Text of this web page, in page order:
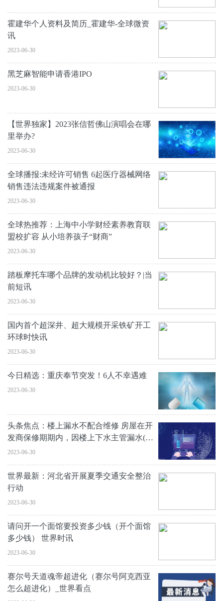
霍建华个人资料及简历_霍建华-全球微资
讯
2023-06-30
黑芝麻智能申请香港IPO
2023-06-30
【世界独家】2023张信哲佛山演唱会在哪
里举办?
2023-06-30
全球播报:未经许可销售 6起医疗器械网络
销售违法违规案件被通报
2023-06-30
全球热推荐：上海中小学财经素养教育联
盟校扩容 从小培养孩子“财商”
2023-06-30
踏板摩托车哪个品牌的发动机比较好？|当
前短讯
2023-06-30
国内首个超深井、超大规模开采铁矿开工
环球时快讯
2023-06-30
今日精选：重庆奉节突发！6人不幸遇难
2023-06-30
头条焦点：楼上漏水不配合维修 房屋在开
发商保修期期内，因楼上下水主管漏水(已
排查
2023-06-30
世界最新：河北省开展夏季交通安全整治
行动
2023-06-30
请问开一个面馆要投资多少钱（开个面馆
多少钱） 世界时讯
2023-06-30
赛尔号天道魂帝超进化（赛尔号阿克西亚
怎么超进化）_世界看点